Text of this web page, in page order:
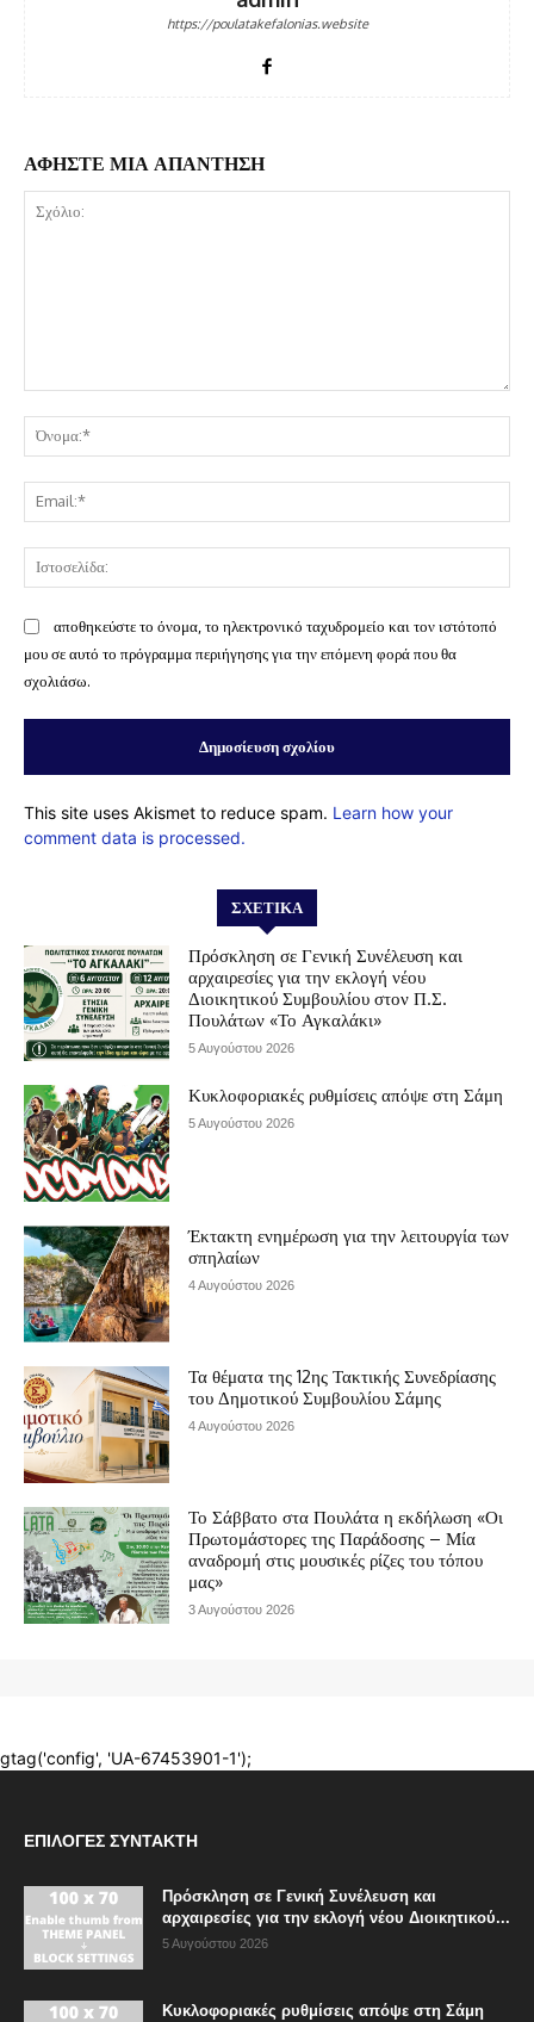
ΕΠΙΛΟΓΈΣ ΣΥΝΤΆΚΤΗ
Πρόσκληση σε Γενική Συνέλευση και
αρχαιρεσίες για την εκλογή νέου Διοικητικού...
5 Αυγούστου 2026
Κυκλοφοριακές ρυθμίσεις απόψε στη Σάμη